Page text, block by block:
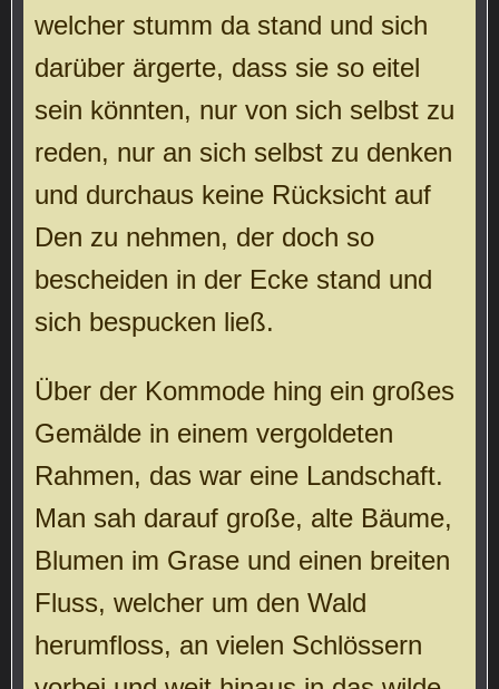
welcher stumm da stand und sich
darüber ärgerte, dass sie so eitel
sein könnten, nur von sich selbst zu
reden, nur an sich selbst zu denken
und durchaus keine Rücksicht auf
Den zu nehmen, der doch so
bescheiden in der Ecke stand und
sich bespucken ließ.
Über der Kommode hing ein großes
Gemälde in einem vergoldeten
Rahmen, das war eine Landschaft.
Man sah darauf große, alte Bäume,
Blumen im Grase und einen breiten
Fluss, welcher um den Wald
herumfloss, an vielen Schlössern